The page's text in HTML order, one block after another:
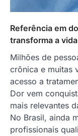
Referência em
transforma a
Milhões de
crônica e muitas
acesso a
Dor vem
mais relevantes
No Brasil, ainda
profissionais